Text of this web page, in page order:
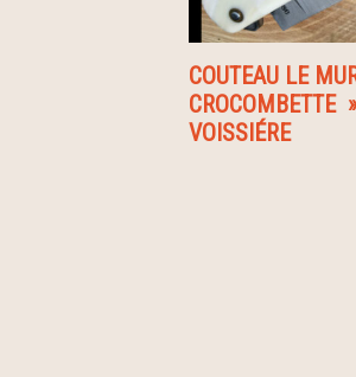
COUTEAU LE
CROCOMBETTE
VOISSIÉRE